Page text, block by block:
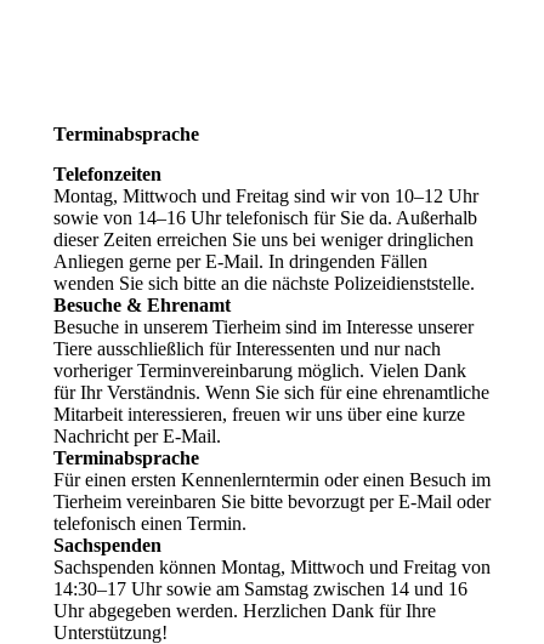
Terminabsprache
Telefonzeiten
Montag, Mittwoch und Freitag sind wir von 10–12 Uhr
sowie von 14–16 Uhr telefonisch für Sie da. Außerhalb
dieser Zeiten erreichen Sie uns bei weniger dringlichen
Anliegen gerne per E‑Mail. In dringenden Fällen
wenden Sie sich bitte an die nächste Polizeidienststelle.
Besuche & Ehrenamt
Besuche in unserem Tierheim sind im Interesse unserer
Tiere ausschließlich für Interessenten und nur nach
vorheriger Terminvereinbarung möglich. Vielen Dank
für Ihr Verständnis. Wenn Sie sich für eine ehrenamtliche
Mitarbeit interessieren, freuen wir uns über eine kurze
Nachricht per E‑Mail.
Terminabsprache
Für einen ersten Kennenlerntermin oder einen Besuch im
Tierheim vereinbaren Sie bitte bevorzugt per E‑Mail oder
telefonisch einen Termin.
Sachspenden
Sachspenden können Montag, Mittwoch und Freitag von
14:30–17 Uhr sowie am Samstag zwischen 14 und 16
Uhr abgegeben werden. Herzlichen Dank für Ihre
Unterstützung!